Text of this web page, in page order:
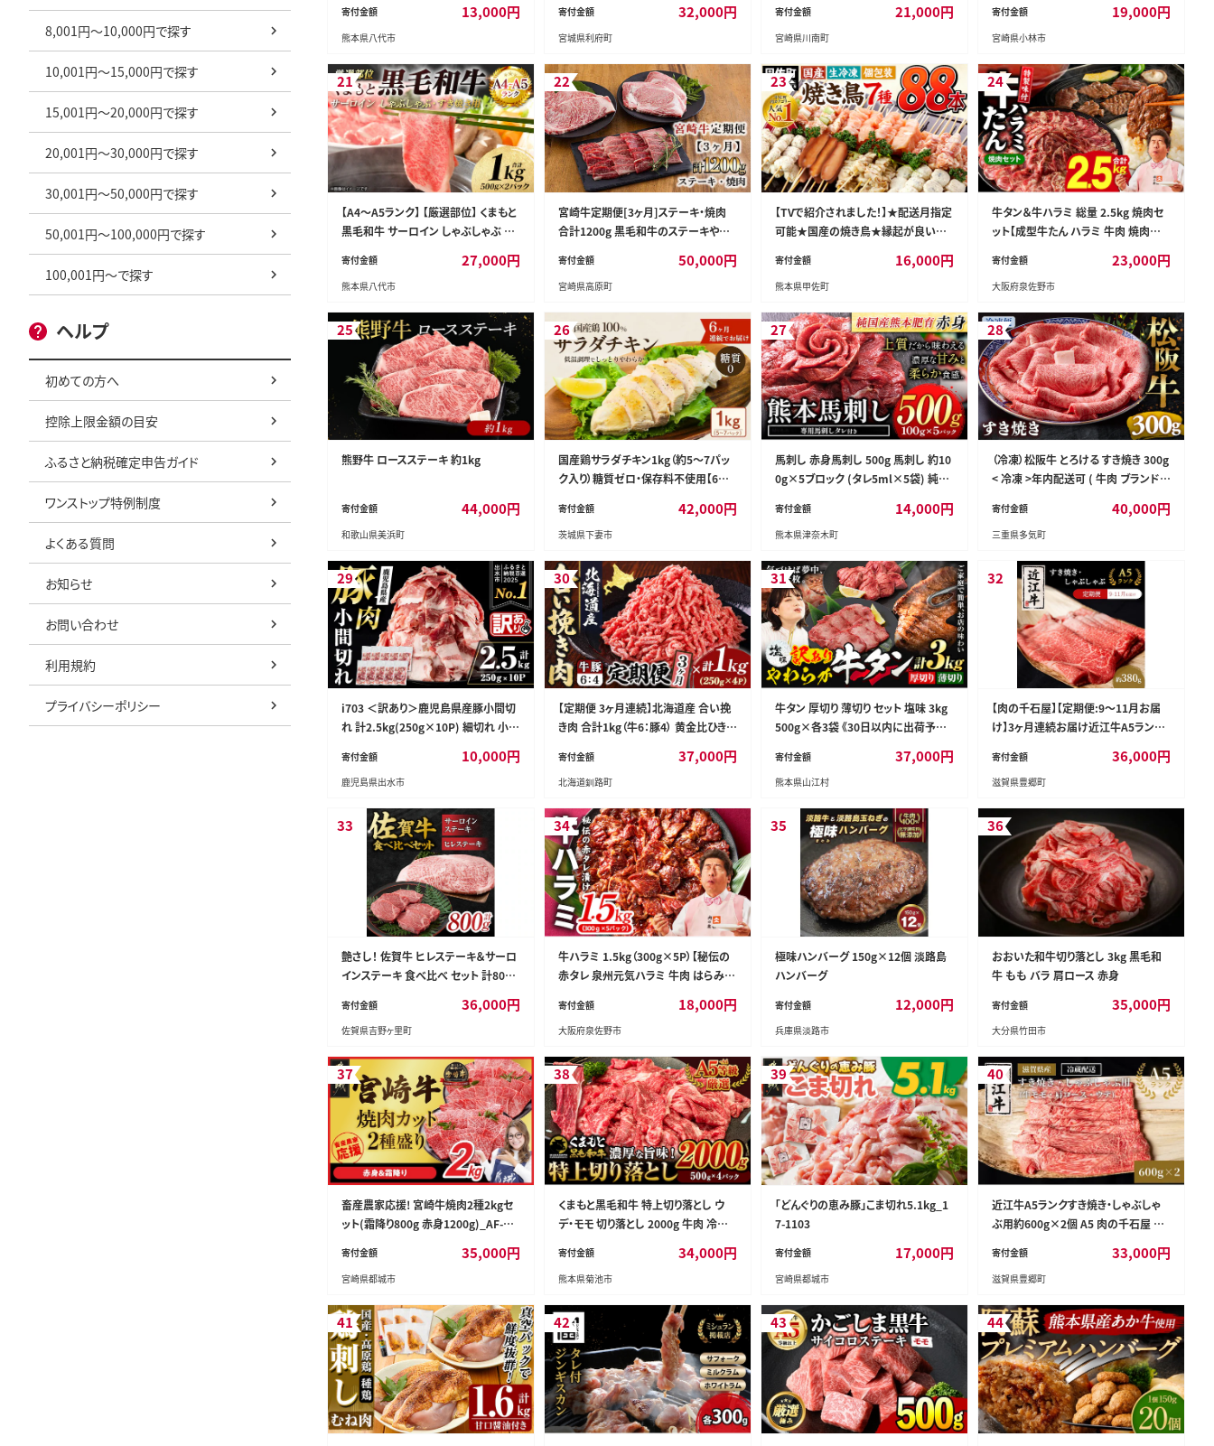
8,001円～10,000円で探す
10,001円～15,000円で探す
15,001円～20,000円で探す
20,001円～30,000円で探す
30,001円～50,000円で探す
50,001円～100,000円で探す
100,001円～で探す
ヘルプ
初めての方へ
控除上限金額の目安
ふるさと納税確定申告ガイド
ワンストップ特例制度
よくある質問
お知らせ
お問い合わせ
利用規約
プライバシーポリシー
肉 国産 簡単 調理 おつまみ セット 詰
合せ 冷凍
寄付金額 13,000円
熊本県八代市
タン中 タン元 塩ダレ タレ 小分け 仙
台 名物 厚切 肉厚 おいしい 美味 牛
府町 船田食品]
寄付金額 32,000円
宮城県利府町
ロース 牛肉 牛 肉 】［B00613r809］
寄付金額 21,000円
宮崎県川南町
連続受賞
寄付金額 19,000円
宮崎県小林市
21
【A4～A5ランク】 【厳選部位】 くまもと
黒毛和牛 サーロイン しゃぶしゃぶ す
牛肉 お肉 黒毛和牛 鍋 冷凍 おかず 熊
本県 八代市
寄付金額 27,000円
熊本県八代市
22
宮崎牛定期便[3ヶ月]ステーキ・焼肉
合計1200g 黒毛和牛のステーキや焼
ド牛 お肉 ステーキ 焼肉 50000円 5万
円］ TF0684-P00020
寄付金額 50,000円
宮崎県高原町
23
【TVで紹介されました！】★配送月指定
可能★国産の焼き鳥★縁起が良い末
冷凍＞国産 丁寧仕上げの焼き鳥7種
セット 88本 【価格改定XA】 - 国産 焼き
くね ニラ BBQ バーベキュー キャンプ
おつまみ お弁当 やきとり 個包装 小分
け 冷凍 人気 おすすめ ランキング お
取り寄せ 熊本県 甲佐町
寄付金額 16,000円
熊本県甲佐町
24
牛タン＆牛ハラミ 総量 2.5kg 焼肉セ
ット【成型牛たん ハラミ 牛肉 焼肉用
寄付金額 23,000円
大阪府泉佐野市
25
熊野牛 ロースステーキ 約1kg
寄付金額 44,000円
和歌山県美浜町
26
国産鶏サラダチキン1kg（約5～7パッ
ク入り）糖質ゼロ・保存料不使用【6ヶ
ダイエット 筋トレ タンパク質 サラダ
おかず 国産 鶏肉 鶏 チキン パック 食
寄付金額 42,000円
茨城県下妻市
27
馬刺し 赤身馬刺し 500g 馬刺し 約10
0g×5ブロック (タレ5ml×5袋) 純国
日以内に出荷予定(土日祝除く)》 馬肉
馬 馬刺し 国産馬刺し 熊本肥育 送料
00g---
寄付金額 14,000円
熊本県津奈木町
28
（冷凍）松阪牛 とろける すき焼き 300g
< 冷凍 >年内配送可 ( 牛肉 ブランド牛
ぶしゃぶ 肩ロース 肩 霜ふり肉 霜降り
しゃぶしゃぶ 松阪牛 とろける 牛肉 し
ース 肩 しゃぶしゃぶ 松阪牛すき焼き
松阪牛 三重県 多気町)UOD-05-02
寄付金額 40,000円
三重県多気町
29
i703 ＜訳あり＞鹿児島県産豚小間切
れ 計2.5kg(250g×10P) 細切れ 小間
児島 こま切れ 小分け 訳あり 簡易包装
料理 カレー 炒め物 おかず 【まつぼっ
寄付金額 10,000円
鹿児島県出水市
30
【定期便 3ヶ月連続】北海道産 合い挽
き肉 合計1kg（牛6：豚4） 黄金比ひき肉
き肉 豚 肉 豚肉 豚肉ミンチ 合挽豚肉
牛 肉 牛肉 牛肉ミンチ 合挽牛肉 合い
ハンバーグ 冷凍 定期便 肉 絶品 人気
ヒロセ 北海道 釧路町 釧路超 特産品
寄付金額 37,000円
北海道釧路町
31
牛タン 厚切り 薄切り セット 塩味 3kg
500g×各3袋 《30日以内に出荷予定
たん 焼くだけ 訳あり 焼肉 焼き肉 熊本
県 山江村 薄切り BBQ タン下 塩牛タ
り寄せ---yme_lcl_230_3kg---
寄付金額 37,000円
熊本県山江村
32
【肉の千石屋】【定期便:9～11月お届
け】3ヶ月連続お届け近江牛A5ランク
牛 牛肉 すき焼き しゃぶしゃぶ モモ 肩
ロース ロース 和牛 国産 滋賀県
寄付金額 36,000円
滋賀県豊郷町
33
艶さし！ 佐賀牛 ヒレステーキ＆サーロ
インステーキ 食べ比べ セット 計800g
枚） 吉野ヶ里町 [FDB023] ヒレ サー
ロイン ステーキ 国産牛 和牛 黒毛和
寄付金額 36,000円
佐賀県吉野ヶ里町
34
牛ハラミ 1.5kg（300g×5P）【秘伝の
赤タレ 泉州元気ハラミ 牛肉 はらみ
アリ わけあり サイズ不揃い 規格外 T
Vで話題】 G4722
寄付金額 18,000円
大阪府泉佐野市
35
極味ハンバーグ 150g×12個 淡路島
ハンバーグ
寄付金額 12,000円
兵庫県淡路市
36
おおいた和牛切り落とし 3kg 黒毛和
牛 もも バラ 肩ロース 赤身
寄付金額 35,000円
大分県竹田市
37
畜産農家応援! 宮崎牛焼肉2種2kgセ
ット(霜降り800g 赤身1200g)_AF-N2
寄付金額 35,000円
宮崎県都城市
38
くまもと黒毛和牛 特上切り落とし ウ
デ・モモ 切り落とし 2000g 牛肉 冷凍
く)》冷凍庫 個別 取分け 小分け 個包
装 モモ スライス 肉 お肉 しゃぶしゃぶ
寄付金額 34,000円
熊本県菊池市
39
「どんぐりの恵み豚」こま切れ5.1kg_1
7-1103
寄付金額 17,000円
宮崎県都城市
40
近江牛A5ランクすき焼き・しゃぶしゃ
ぶ用約600g×2個 A5 肉の千石屋 牛
寄付金額 33,000円
滋賀県豊郷町
41 42 43 44